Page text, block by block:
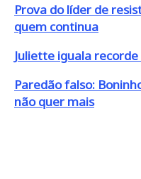
Prova do líder de
quem continua
Juliette iguala
Paredão falso:
não quer mais